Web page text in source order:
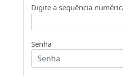
Digite a sequência
Senha